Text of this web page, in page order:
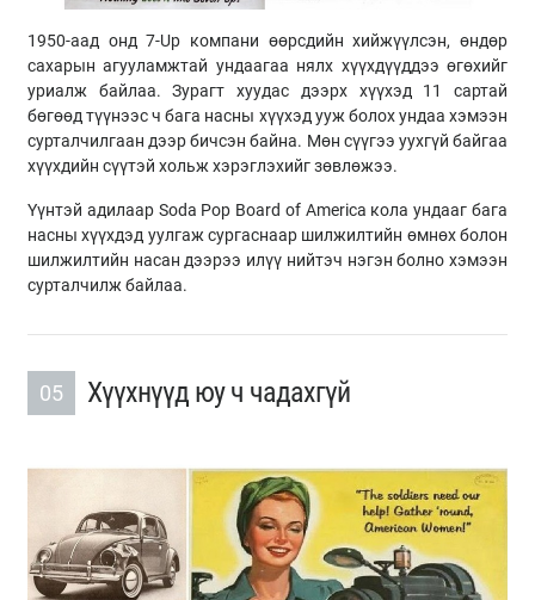
1950-аад онд 7-Up компани өөрсдийн хийжүүлсэн, өндөр
сахарын агууламжтай ундаагаа нялх хүүхдүүддээ өгөхийг
уриалж байлаа. Зурагт хуудас дээрх хүүхэд 11 сартай
бөгөөд түүнээс ч бага насны хүүхэд ууж болох ундаа хэмээн
сурталчилгаан дээр бичсэн байна. Мөн сүүгээ уухгүй байгаа
хүүхдийн сүүтэй хольж хэрэглэхийг зөвлөжээ.
Үүнтэй адилаар Soda Pop Board of America кола ундааг бага
насны хүүхдэд уулгаж сургаснаар шилжилтийн өмнөх болон
шилжилтийн насан дээрээ илүү нийтэч нэгэн болно хэмээн
сурталчилж байлаа.
05 Хүүхнүүд юу ч чадахгүй